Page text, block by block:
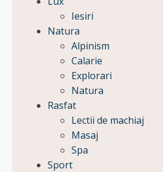
Iesiri
Natura
Alpinism
Calarie
Explorari
Natura
Rasfat
Lectii de machiaj
Masaj
Spa
Sport